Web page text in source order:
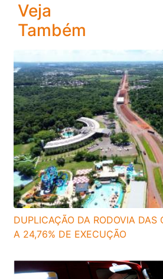
Veja
Também
DUPLICAÇÃO DA RODOVIA DAS
A 24,76% DE EXECUÇÃO